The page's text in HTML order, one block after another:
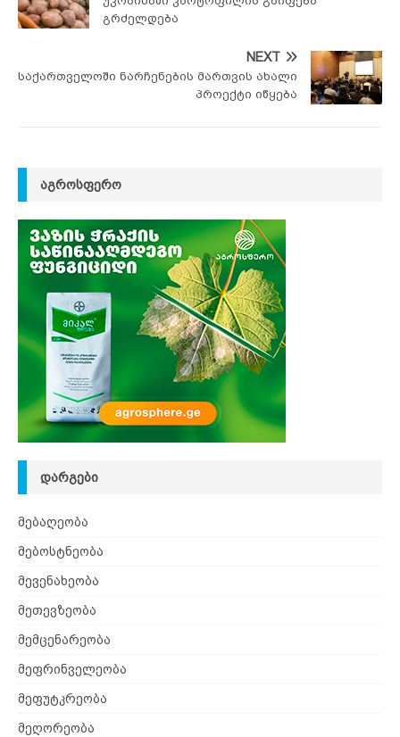
გრძელდება
NEXT
საქართველოში ნარჩენების მართვის ახალი
პროექტი იწყება
ᲐᲒᲠᲝᲡᲤᲔᲠᲝ
ᲓᲐᲠᲒᲔᲑᲘ
მებაღეობა
მებოსტნეობა
მევენახეობა
მეთევზეობა
მემცენარეობა
მეფრინველეობა
მეფუტკრეობა
მეღორეობა